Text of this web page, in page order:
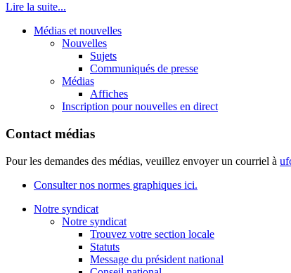
Lire la suite...
Médias et nouvelles
Nouvelles
Sujets
Communiqués de presse
Médias
Affiches
Inscription pour nouvelles en direct
Contact médias
Pour les demandes des médias, veuillez envoyer un courriel à
Consulter nos normes graphiques ici.
Notre syndicat
Notre syndicat
Trouvez votre section locale
Statuts
Message du président national